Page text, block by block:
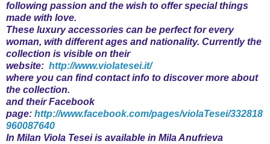
following passion and the wish to offer special things
made with love.
These luxury accessories can be perfect for every
woman, with different ages and nationality. Currently the
collection is visible on their
website: http://www.violatesei.it/
where you can find contact info to discover more about
the collection.
and their Facebook
page: http://www.facebook.com/pages/violaTesei/332818
960087640
In Milan Viola Tesei is available in Mila Anufrieva